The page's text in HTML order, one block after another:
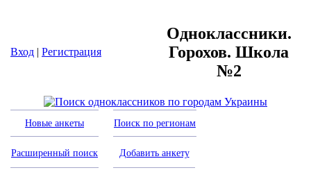
Вход | Регистрация
Одноклассники.
Горохов. Школа
№2
Новые анкеты Поиск по регионам
Расширенный поиск Добавить анкету